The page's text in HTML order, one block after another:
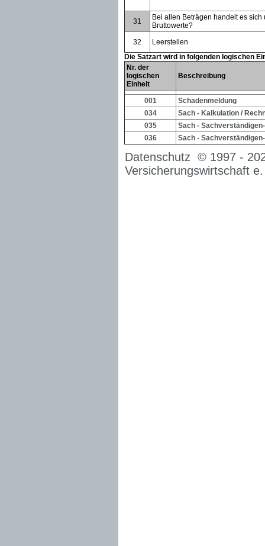
31
Bei allen Beträgen handelt es sich
Bruttowerte?
32
Leerstellen
Die Satzart wird in folgenden logischen
Nr. der
logischen
Einheit
Beschreibung
001
Schadenmeldung
034
Sach - Kalkulation /
035
Sach -
036
Sach -
Datenschutz © 1997 -
Versicherungswirtschaft e.